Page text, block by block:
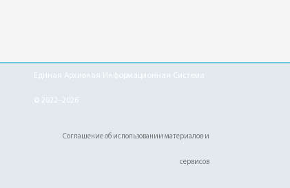
Единая Архивная Информационная Система
© 2022–2026
Соглашение об использовании материалов и
сервисов